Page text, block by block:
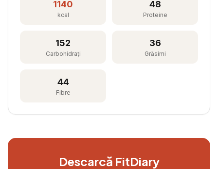
1140
kcal
48
Proteine
152
Carbohidrați
36
Grăsimi
44
Fibre
Descarcă FitDiary